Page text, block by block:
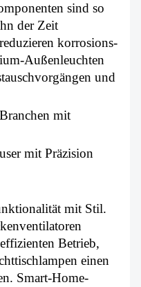
sind so
der Zeit
korrosions-
Außenleuchten
und
mit
mit Präzision
mit Stil.
Betrieb,
einen
Smart-Home-